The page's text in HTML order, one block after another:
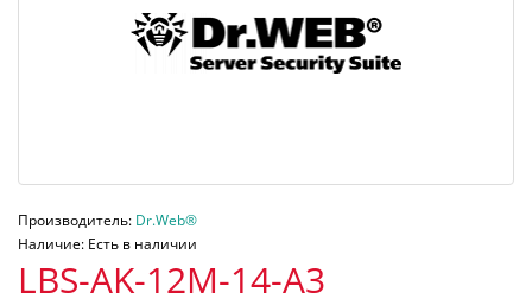
Производитель: Dr.Web®
Наличие: Есть в наличии
LBS-AK-12M-14-A3